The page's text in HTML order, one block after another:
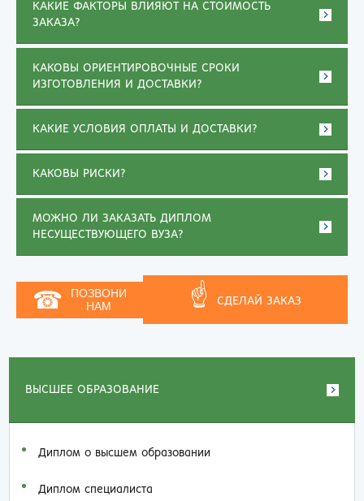
ВЫСШЕЕ ОБРАЗОВАНИЕ
Диплом о высшем образовании
Диплом специалиста
КАКИЕ ФАКТОРЫ ВЛИЯЮТ НА СТОИМОСТЬ
ЗАКАЗА?
КАКОВЫ ОРИЕНТИРОВОЧНЫЕ СРОКИ
ИЗГОТОВЛЕНИЯ И ДОСТАВКИ?
КАКИЕ УСЛОВИЯ ОПЛАТЫ И ДОСТАВКИ?
КАКОВЫ РИСКИ?
МОЖНО ЛИ ЗАКАЗАТЬ ДИПЛОМ
НЕСУЩЕСТВУЮЩЕГО ВУЗА?
☎
ПОЗВОНИ
НАМ
☝ СДЕЛАЙ ЗАКАЗ